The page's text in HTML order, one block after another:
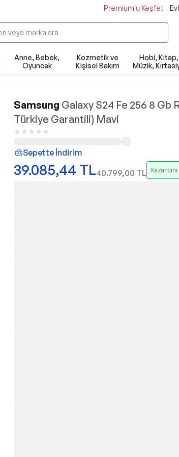
Premium'u Keşfet
Anne, Bebek,
Oyuncak
Kozmetik ve
Kişisel Bakım
Hobi, Kitap,
Müzik,
Samsung Galaxy S24 Fe 256 8 Gb
Türkiye Garantili) Mavi
Sepette İndirim
39.085,44 TL40.799,00 TL